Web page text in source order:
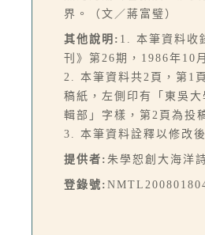
界。（文／蔣富璧）
其他說明: 1. 本筆資料收
刊》第26期，1986年10
2. 本筆資料共2頁，第1
稿紙，左側印有「東吳大
輯部」字樣，第2頁為投
3. 本筆資料詮釋以修改
提供者: 朱學恕創大海洋
登錄號: